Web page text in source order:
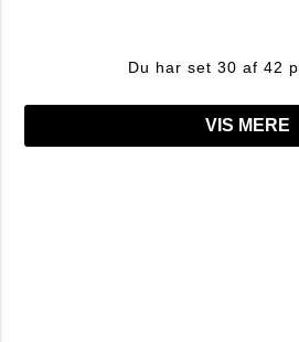
Du har set 30 af 42
VIS MERE